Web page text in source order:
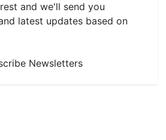
and we'll send you
latest updates based on
Newsletters